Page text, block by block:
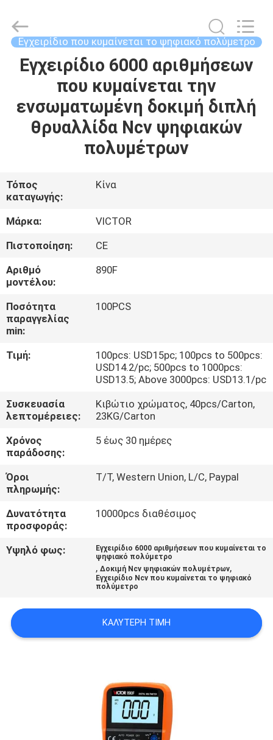
ΣΠΊΤΙ
ΠΡΟΪΌΝΤΑ
ΠΕΡΊΠΟΥ
ΓΎΡΟΣ
ΕΡΓΟΣΤΑΣΊΩΝ
ΠΟΙΟΤΙΚΌΣ
ΈΛΕΓΧΟΣ
ΜΑΣ
ΣΕ
ΜΕ
ΕΙΔΉΣΕΙΣ
ΠΕΡΙΠΤΏΣΕΙΣ
SITEMAP
PRIVACY
Rights
Reserved.
DevelopedΕγχειρίδιο που κυμαίνεται το ψηφιακό πολύμετρο
Εγχειρίδιο 6000 αριθμήσεων
που κυμαίνεται την
ενσωματωμένη δοκιμή διπλή
θρυαλλίδα Ncv ψηφιακών
πολυμέτρων
Τόπος
καταγωγής:
Κίνα
Μάρκα:
VICTOR
Πιστοποίηση:
CE
Αριθμό
μοντέλου:
890F
Ποσότητα
παραγγελίας
min:
100PCS
Τιμή:
100pcs: USD15pc; 100pcs to 500pcs:
USD14.2/pc; 500pcs to 1000pcs:
USD13.5; Above 3000pcs: USD13.1/pc
Συσκευασία
λεπτομέρειες:
Κιβώτιο χρώματος, 40pcs/Carton,
23KG/Carton
Χρόνος
παράδοσης:
5 έως 30 ημέρες
Όροι
πληρωμής:
T/T, Western Union, L/C, Paypal
Δυνατότητα
προσφοράς:
10000pcs διαθέσιμος
Υψηλό φως:
Εγχειρίδιο 6000 αριθμήσεων που κυμαίνεται το
ψηφιακό πολύμετρο
,Δοκιμή Ncv ψηφιακών πολυμέτρων,
Εγχειρίδιο Ncv που κυμαίνεται το ψηφιακό
πολύμετρο
ΚΑΛΎΤΕΡΗ ΤΙΜΉ